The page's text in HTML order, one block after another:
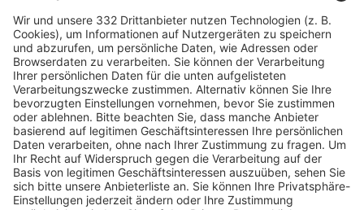
HÄUFIG BESUCHTE SEITEN
Pässe und Vereinswechsel
Trainerausbildung
Schulungsangebot Vereinsmitarbeiter
BFV-Geschäftsstellen
Trainerbörse
Login SpielPlus